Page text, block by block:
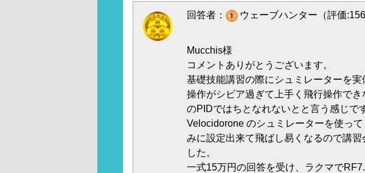
回答者： ウェーブハンター（評価
Mucchis様
コメントありがとうございます。
基礎技能講習の際にシュミレーターを
操作がシビア過ぎて上手く飛行操作で
のPIDではちとなれないとと言う感じで
Velocidorone のシュミレーターを使っ
みに設定出来て飛ばし易くなるので講
した。
一式15万円の回答を受け、ラクマで